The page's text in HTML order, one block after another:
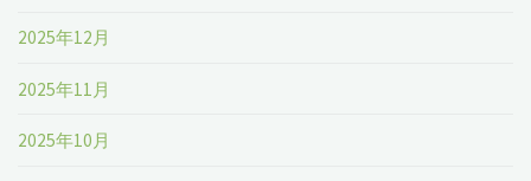
2025年12月
2025年11月
2025年10月